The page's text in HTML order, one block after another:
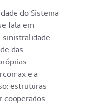
do Sistema
fala em
sinistralidade.
das
e a
estruturas
cooperados